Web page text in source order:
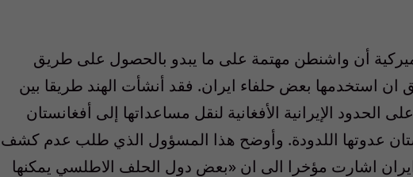
أن واشنطن مهتمة على ما يبدو بالحصول على طريق
ان استخدمها بعض حلفاء ايران. فقد أنشأت الهند طريقا بين
الحدود الإيرانية الأفغانية لنقل مساعداتها إلى أفغانستان
عدوتها اللدودة. وأوضح هذا المسؤول الذي طلب عدم كشف
ايران اشارت مؤخرا الى ان «بعض دول الحلف الاطلسي يمكنها